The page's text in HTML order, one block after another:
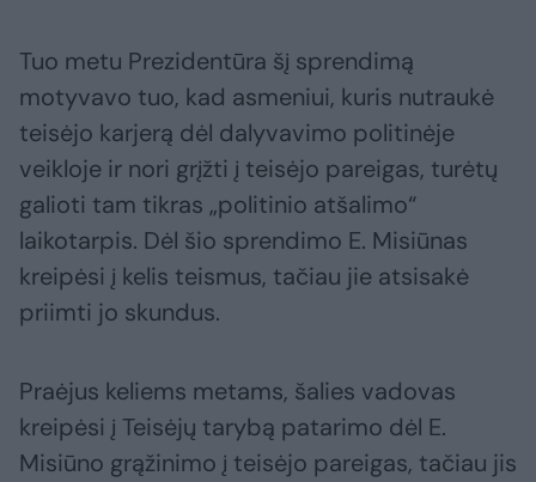
Tuo metu Prezidentūra šį sprendimą
motyvavo tuo, kad asmeniui, kuris nutraukė
teisėjo karjerą dėl dalyvavimo politinėje
veikloje ir nori grįžti į teisėjo pareigas, turėtų
galioti tam tikras „politinio atšalimo“
laikotarpis. Dėl šio sprendimo E. Misiūnas
kreipėsi į kelis teismus, tačiau jie atsisakė
priimti jo skundus.
Praėjus keliems metams, šalies vadovas
kreipėsi į Teisėjų tarybą patarimo dėl E.
Misiūno grąžinimo į teisėjo pareigas, tačiau jis